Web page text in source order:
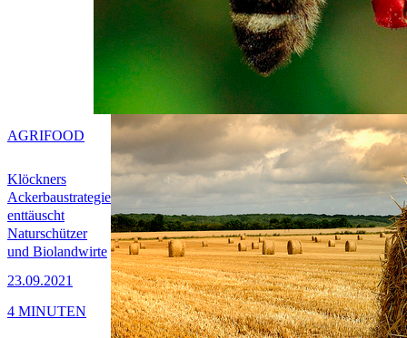
Klöckners
Ackerbaustrategie
enttäuscht
Naturschützer
und Biolandwirte
23.09.2021
AGRIFOOD
4 MINUTEN